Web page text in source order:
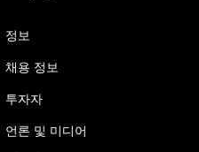
정보
채용 정보
투자자
언론 및 미디어